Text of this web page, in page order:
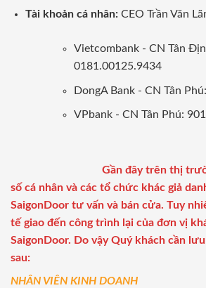
Tài khoản cá nhân: CEO Trần Văn
Vietcombank - CN Tân
0181.00125.9434
DongA Bank - CN Tân
VPbank - CN Tân Phú:
Gần đây trên thị
số cá nhân và các tổ chức khác giả
SaigonDoor tư vấn và bán cửa. Tuy
tế giao đến công trình lại của đơn vị
SaigonDoor. Do vậy Quý khách cần
sau:
NHÂN VIÊN KINH DOANH